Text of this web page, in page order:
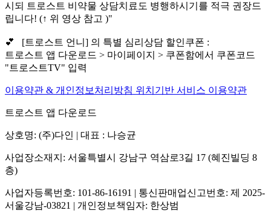
시되 트로스트 비약물 상담치료도 병행하시기를 적극 권장드
립니다! (↑ 위 영상 참고 )"
💕 [트로스트 언니] 의 특별 심리상담 할인쿠폰 :
트로스트 앱 다운로드 > 마이페이지 > 쿠폰함에서 쿠폰코드
"트로스트TV" 입력
이용약관 & 개인정보처리방침 위치기반 서비스 이용약관
트로스트 앱 다운로드
상호명: (주)다인 | 대표 : 나승균
사업장소재지: 서울특별시 강남구 역삼로3길 17 (혜진빌딩 8
층)
사업자등록번호: 101-86-16191 | 통신판매업신고번호: 제 2025-
서울강남-03821 | 개인정보책임자: 한상범